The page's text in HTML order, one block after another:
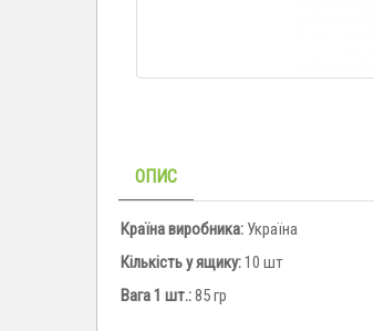
ОПИС
Країна виробника: Україна
Кількість у ящику:10 шт
Вага 1 шт.:85 гр